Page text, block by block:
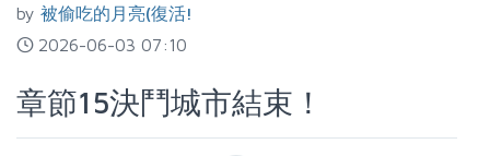
by 被偷吃的月亮(復活!
2026-06-03 07:10
章節15決鬥城市結束！